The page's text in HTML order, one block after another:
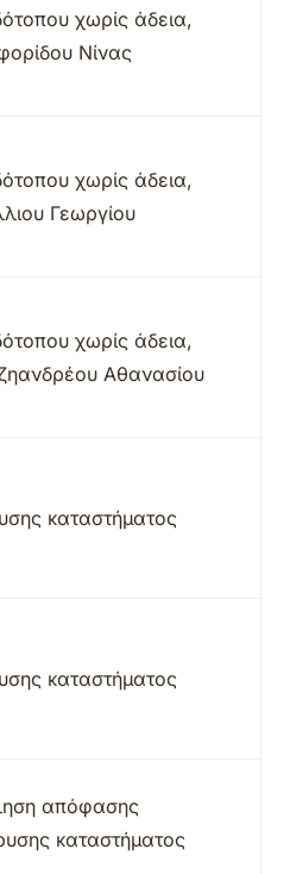
χωρίς άδεια,
Νίνας
χωρίς άδεια,
Γεωργίου
χωρίς άδεια,
Αθανασίου
καταστήματος
καταστήματος
απόφασης
καταστήματος